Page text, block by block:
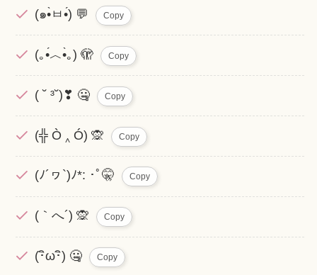
(๑•̀ㅂ•́) 💬 Copy
(｡•́︿•̀｡) 🫣 Copy
( ˘ ³˘)❣ 🤐 Copy
(╬ Ò ‸ Ó) 🙊 Copy
(ﾉ´ヮ`)ﾉ*: ･ﾟ🤫 Copy
(｀へ´) 🙊 Copy
(･ิω･ิ) 🤐 Copy